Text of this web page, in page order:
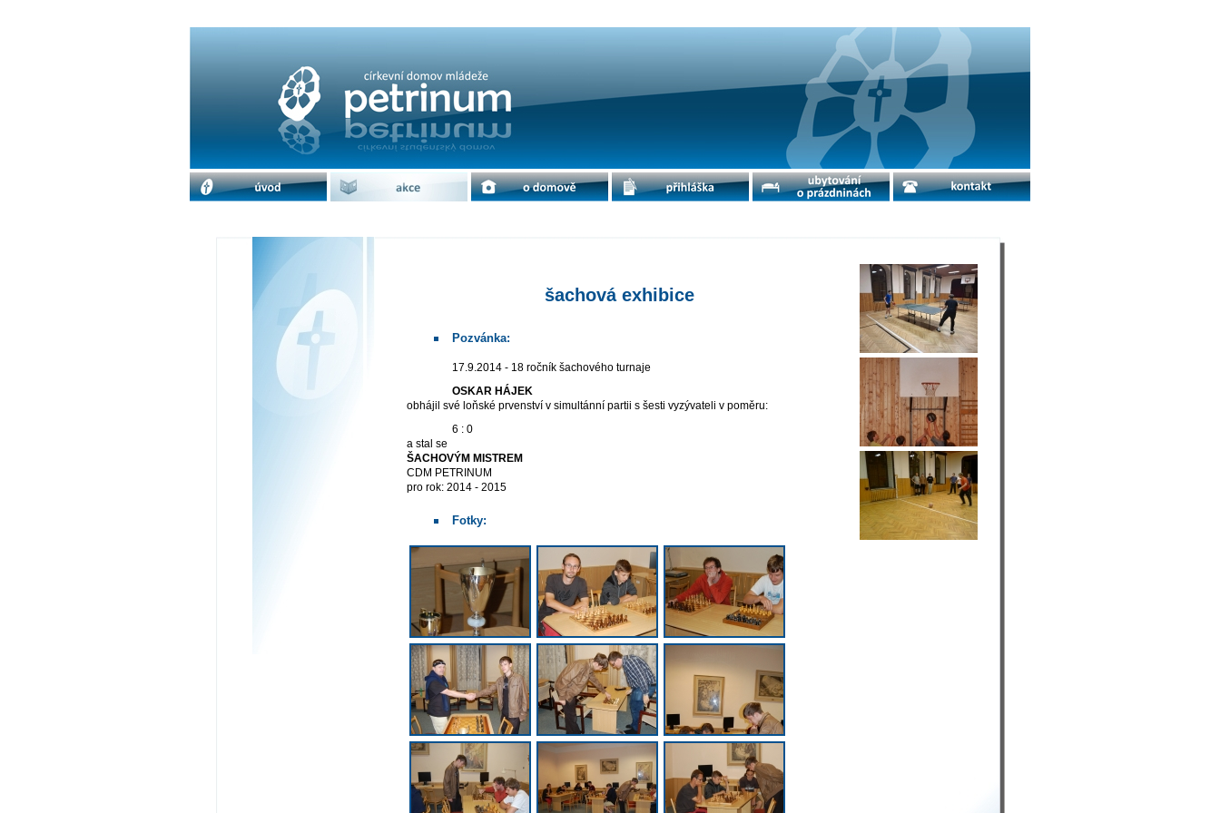
šachová exhibice | cdm Petrinum
šachová exhibice
Pozvánka:
17.9.2014 - 18 ročník šachového turnaje
OSKAR HÁJEK
obhájil své loňské prvenství v simultánní partii s šesti vyzývateli v poměru:
6 : 0
a stal se
ŠACHOVÝM MISTREM
CDM PETRINUM
pro rok: 2014 - 2015
Fotky:
úvod akce o domově přihláška ubytování o prázdninách kontakt